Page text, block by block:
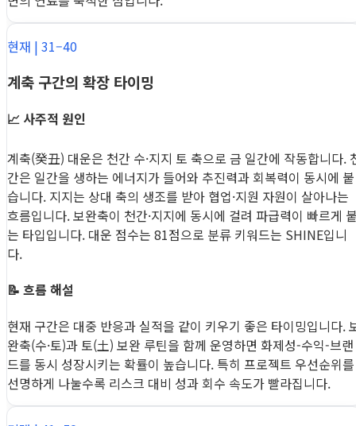
현재 | 31–40
계축 구간의 확장 타이밍
📈 사주적 원인
계축(癸丑) 대운은 천간 수·지지 토 축으로 금 일간에 작동합니다.
간은 일간을 생하는 에너지가 들어와 추진력과 회복력이 동시에 붙
습니다. 지지는 상대 축의 생조를 받아 협업·지원 자원이 살아나는
흐름입니다. 보완축이 천간·지지에 동시에 걸려 파급력이 빠르게
는 타입입니다. 대운 점수는 81점으로 분류 키워드는 SHINE입니
다.
📝 흐름 해설
현재 구간은 대중 반응과 실적을 같이 키우기 좋은 타이밍입니다.
완축(수·토)과 토(土) 보완 루틴을 함께 운영하면 화제성-수익-브랜
드를 동시 성장시키는 확률이 높습니다. 특히 프로젝트 우선순위를
선명하게 나눌수록 리스크 대비 성과 회수 속도가 빨라집니다.